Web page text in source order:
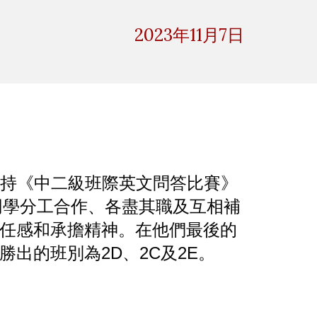
2023年11月7日
《中二級班際英文問答比賽》
分工合作、各盡其職及互相補
感和承擔精神。在他們最後的
出的班別為2D、2C及2E。